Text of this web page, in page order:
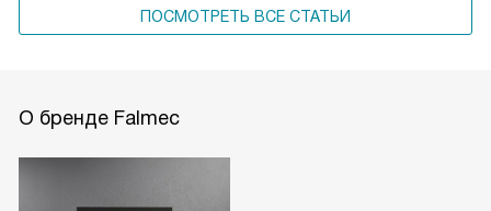
ПОСМОТРЕТЬ ВСЕ СТАТЬИ
О бренде Falmec